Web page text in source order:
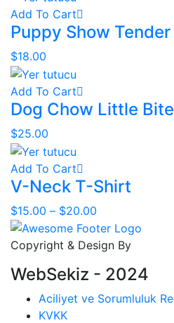
Add To Cart
Puppy Show Tender
$18.00
Add To Cart
Dog Chow Little
$25.00
Add To Cart
V-Neck T-Shirt
$15.00 – $20.00
Copyright & Design By
WebSekiz - 2024
Aciliyet ve Sorumluluk
KVKK